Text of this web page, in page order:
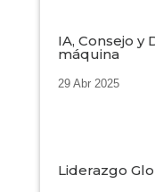
IA, Consejo y
máquina
29 Abr 2025
Liderazgo